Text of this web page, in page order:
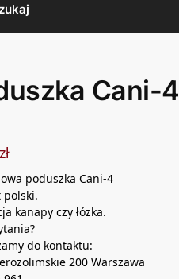
Cani-4
zł
poduszka Cani-4
polski.
kanapy czy łózka.
do kontaktu:
200 Warszawa